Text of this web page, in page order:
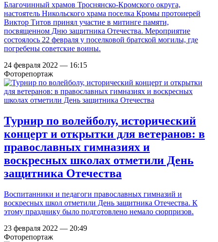
Благочинный храмов Троснянско-Кромского округа,
настоятель Никольского храма поселка Кромы протоиерей
Виктор Титов принял участие в митинге памяти,
посвященном Дню защитника Отечества. Мероприятие
состоялось 22 февраля у поселковой братской могилы, где
погребены советские воины.
24 февраля 2022 — 16:15
Фоторепортаж
Турнир по волейболу, исторический
концерт и открытки для ветеранов: в
православных гимназиях и
воскресных школах отметили День
защитника Отечества
Воспитанники и педагоги православных гимназий и
воскресных школ отметили День защитника Отечества. К
этому празднику было подготовлено немало сюрпризов.
23 февраля 2022 — 20:49
Фоторепортаж